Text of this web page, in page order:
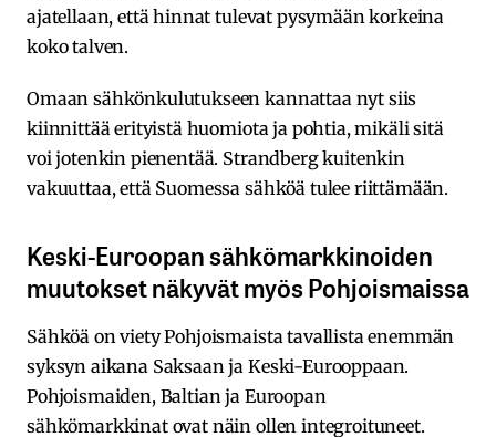
ajatellaan, että hinnat tulevat pysymään korkeina
koko talven.
Omaan sähkönkulutukseen kannattaa nyt siis
kiinnittää erityistä huomiota ja pohtia, mikäli sitä
voi jotenkin pienentää. Strandberg kuitenkin
vakuuttaa, että Suomessa sähköä tulee riittämään.
Keski-Euroopan sähkömarkkinoiden
muutokset näkyvät myös Pohjoismaissa
Sähköä on viety Pohjoismaista tavallista enemmän
syksyn aikana Saksaan ja Keski-Eurooppaan.
Pohjoismaiden, Baltian ja Euroopan
sähkömarkkinat ovat näin ollen integroituneet.